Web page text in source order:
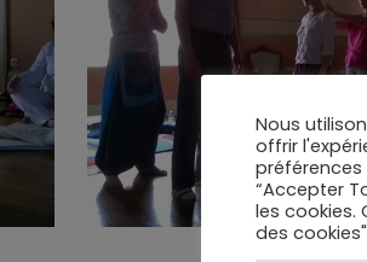
Nous
offrir
préférences
“Accepter
les cookies.
des